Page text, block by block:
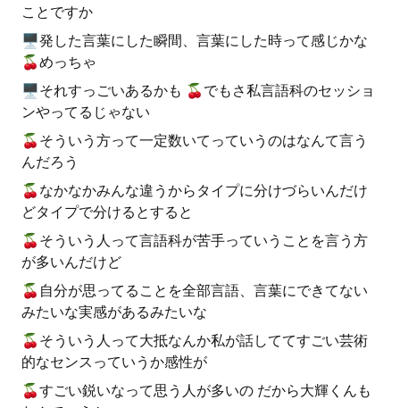
ことですか
🖥発した言葉にした瞬間、言葉にした時って感じかな
🍒めっちゃ
🖥それすっごいあるかも 🍒でもさ私言語科のセッショ
ンやってるじゃない
🍒そういう方って一定数いてっていうのはなんて言う
んだろう
🍒なかなかみんな違うからタイプに分けづらいんだけ
どタイプで分けるとすると
🍒そういう人って言語科が苦手っていうことを言う方
が多いんだけど
🍒自分が思ってることを全部言語、言葉にできてない
みたいな実感があるみたいな
🍒そういう人って大抵なんか私が話しててすごい芸術
的なセンスっていうか感性が
🍒すごい鋭いなって思う人が多いの だから大輝くんも